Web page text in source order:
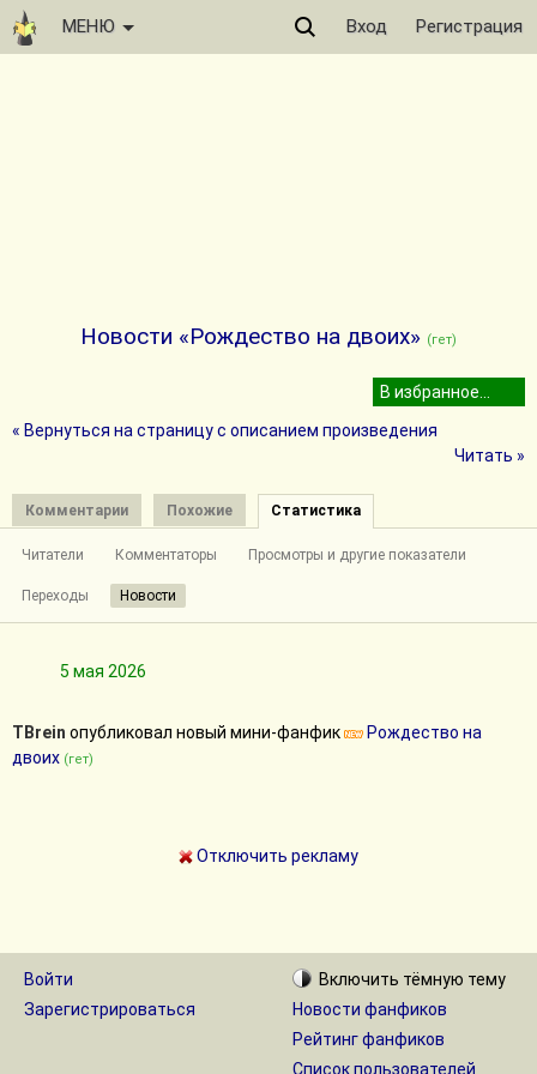
МЕНЮ Вход Регистрация
Новости «Рождество на двоих» (гет)
« Вернуться на страницу с описанием произведения
Читать »
Комментарии Похожие Статистика
Читатели Комментаторы Просмотры и другие показатели
Переходы Новости
5 мая 2026
TBrein опубликовал новый мини-фанфик
Рождество на
двоих (гет)
Отключить рекламу
Войти
Зарегистрироваться
Включить тёмную тему
Новости фанфиков
Рейтинг фанфиков
Список пользователей